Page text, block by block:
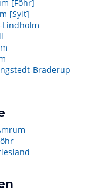
[Föhr]
[Sylt]
Lindholm
Braderup